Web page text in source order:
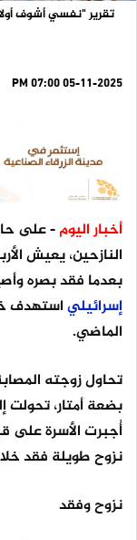
تقرير "نفسي أشوف
05-11-2025 07:00 PM
أخبار اليوم- على
النازحين، يعيش
بعدما فقد بصره
إسرائيلياستهدف
الماضي.
تحاول زوجته
بضعة أمتار،
أُجبرت الأسرة على
نزوح طويلة فقد
نزوح وفقد